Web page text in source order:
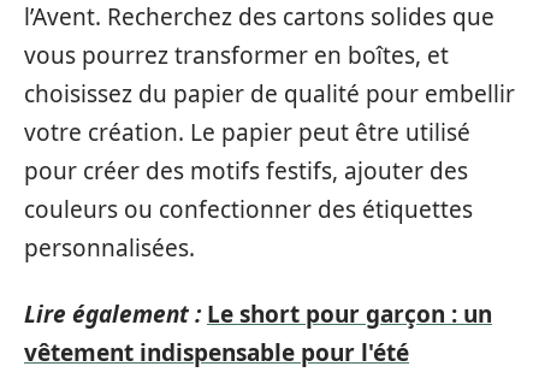
l’Avent. Recherchez des cartons solides que
vous pourrez transformer en boîtes, et
choisissez du papier de qualité pour embellir
votre création. Le papier peut être utilisé
pour créer des motifs festifs, ajouter des
couleurs ou confectionner des étiquettes
personnalisées.
Lire également : Le short pour garçon : un
vêtement indispensable pour l'été